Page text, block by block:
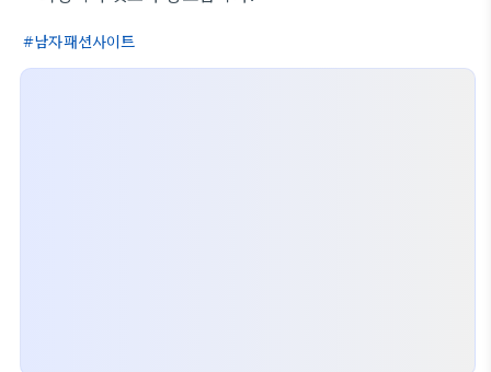
남자패션사이트